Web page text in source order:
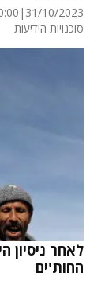
31/10/2023
|
סוכנויות הידיעות
לאחר ניסיון
החות'ים